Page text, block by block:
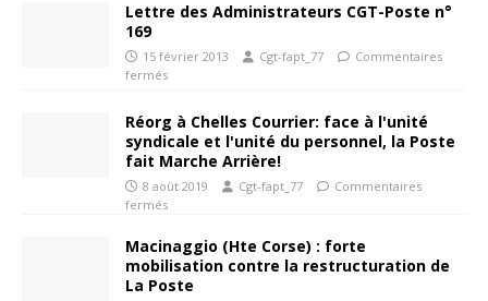
Lettre des Administrateurs CGT-Poste n°
169
15 février 2013 Cgt-fapt_77
Commentaires
fermés
Réorg à Chelles Courrier: face à l'unité
syndicale et l'unité du personnel, la Poste
fait Marche Arrière!
8 août 2019 Cgt-fapt_77
Commentaires
fermés
Macinaggio (Hte Corse) : forte
mobilisation contre la restructuration de
La Poste